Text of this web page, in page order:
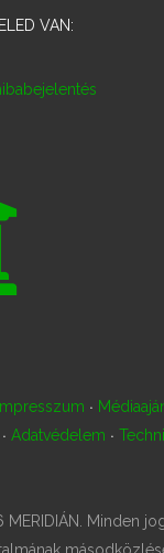
VAN:
Impresszum ·
· Adatvédelem ·
Minden